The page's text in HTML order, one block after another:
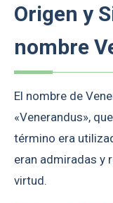
Origen y
nombre
El nombre de
«Venerandus»,
término era
eran admiradas y
virtud.